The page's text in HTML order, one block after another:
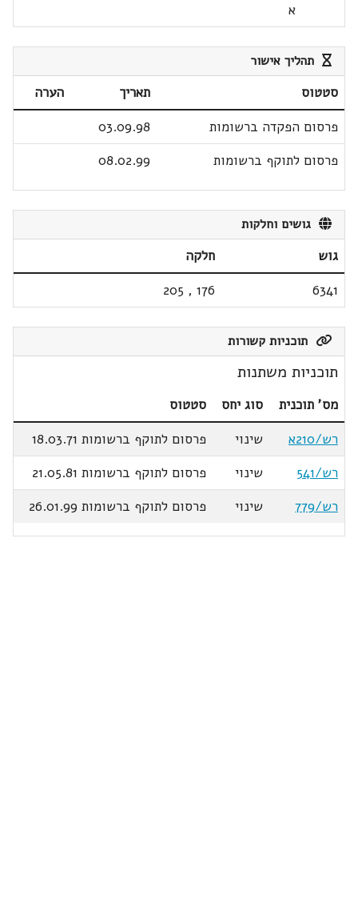
א
תהליך אישור
סטטוס תאריך
הערה
פרסום הפקדה ברשומות
03.09.98
פרסום לתוקף ברשומות
08.02.99
גושים וחלקות
גוש
חלקה
6341
176
,
205
תוכניות קשורות
תוכניות משתנות
מס' תוכנית סוג יחס
סטטוס
רש/210א
שינוי
פרסום לתוקף ברשומות 18.03.71
רש/541
שינוי
פרסום לתוקף ברשומות 21.05.81
רש/779
שינוי פרסום לתוקף ברשומות 26.01.99